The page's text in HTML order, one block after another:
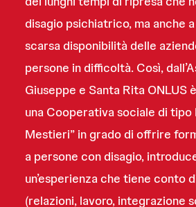
disagio psichiatrico, ma anche
scarsa disponibilità delle
persone in difficoltà. Così,
Giuseppe e Santa Rita ONLUS
una Cooperativa sociale di tipo
Mestieri” in grado di offrire
a persone con disagio,
un’esperienza che tiene conto
(relazioni, lavoro, integrazione